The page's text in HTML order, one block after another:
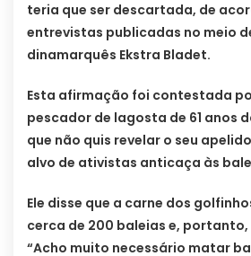
teria que ser descartada, de
entrevistas publicadas no meio
dinamarquês Ekstra Bladet.
Esta afirmação foi contestada
pescador de lagosta de 61 anos
que não quis revelar o seu
alvo de ativistas anticaça às
Ele disse que a carne dos
cerca de 200 baleias e, portanto,
“Acho muito necessário matar